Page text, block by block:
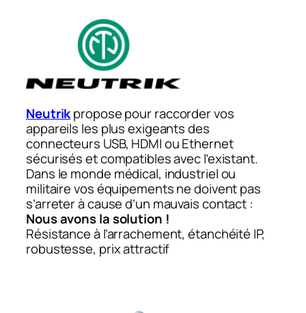
Neutrikpropose pour raccorder vos
appareils les plus exigeants des
connecteurs USB, HDMI ou Ethernet
sécurisés et compatibles avec l’existant.
Dans le monde médical, industriel ou
militaire vos équipements ne doivent pas
s’arreter à cause d’un mauvais contact :
Nous avons la solution !
Résistance à l’arrachement, étanchéité IP,
robustesse, prix attractif